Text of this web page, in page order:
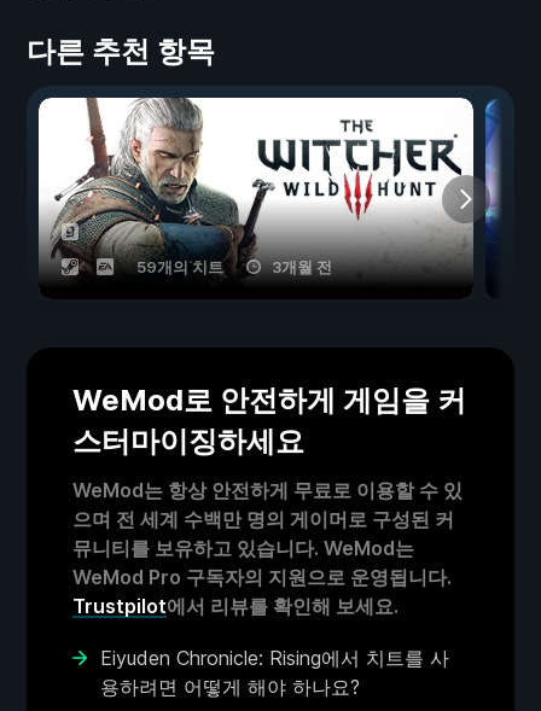
다른 추천 항목
59개의 치트 3개월 전
WeMod로 안전하게 게임을 커
스터마이징하세요
WeMod는 항상 안전하게 무료로 이용할 수 있
으며 전 세계 수백만 명의 게이머로 구성된 커
뮤니티를 보유하고 있습니다. WeMod는
WeMod Pro 구독자의 지원으로 운영됩니다.
Trustpilot에서 리뷰를 확인해 보세요.
Eiyuden Chronicle: Rising에서 치트를 사
용하려면 어떻게 해야 하나요?